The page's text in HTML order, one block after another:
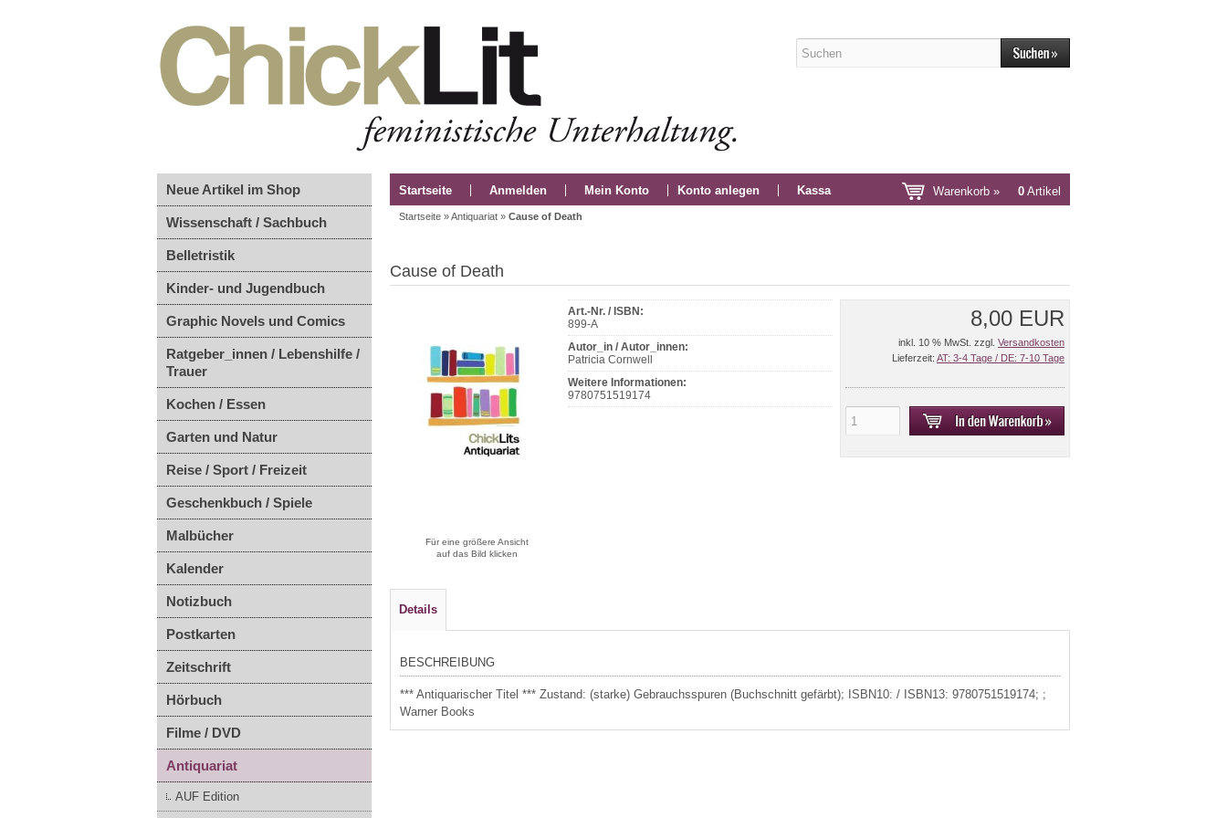
Neue Artikel im Shop
Wissenschaft / Sachbuch
Belletristik
Kinder- und Jugendbuch
Graphic Novels und Comics
Ratgeber_innen / Lebenshilfe /
Trauer
Kochen / Essen
Garten und Natur
Reise / Sport / Freizeit
Geschenkbuch / Spiele
Malbücher
Kalender
Notizbuch
Postkarten
Zeitschrift
Hörbuch
Filme / DVD
Antiquariat
AUF Edition
Startseite Anmelden Mein Konto Konto anlegen Kassa Warenkorb » 0 Artikel
Startseite »Antiquariat » Cause of Death
Cause of Death
Für eine größere Ansicht
auf das Bild klicken
Art.-Nr. / ISBN:
899-A
Autor_in / Autor_innen:
Patricia Cornwell
Weitere Informationen:
9780751519174
8,00 EUR
inkl. 10 % MwSt. zzgl. Versandkosten
Lieferzeit: AT: 3-4 Tage / DE: 7-10 Tage
Details
BESCHREIBUNG
*** Antiquarischer Titel *** Zustand: (starke) Gebrauchsspuren (Buchschnitt gefärbt); ISBN10: / ISBN13: 9780751519174; ;
Warner Books